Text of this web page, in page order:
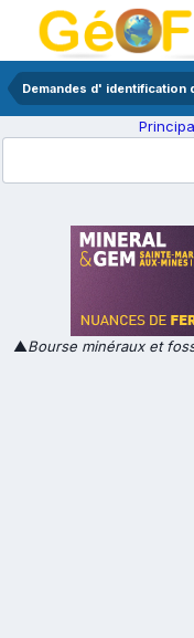
Demandes d' identification
▲Bourse minéraux et